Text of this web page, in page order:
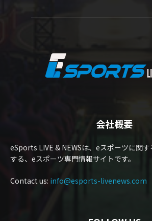
会社概要
eSports LIVE & NEWSは、eスポーツに関
する、eスポーツ専門情報サイトです。
Contact us: info@esports-livenews.com